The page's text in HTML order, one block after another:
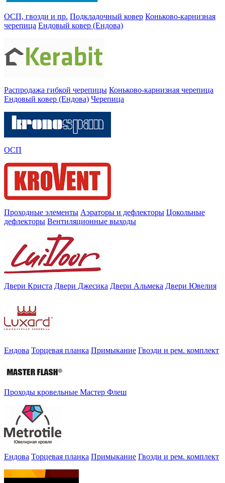
ОСП, гвозди и пр. Подкладочный ковер Коньково-карнизная
черепица Ендовый ковер (Ендова)
Распродажа гибкой черепицы Коньково-карнизная черепица
Ендовый ковер (Ендова) Черепица
ОСП
Проходные элементы Аэраторы и дефлекторы Цокольные
дефлекторы Вентиляционные выходы
Двери Криста Двери Джесика Двери Альмека Двери Ювелия
Ендова Торцевая планка Примыкание Гвозди и рем. комплект
Проходы кровельные Мастер Флеш
Ендова Торцевая планка Примыкание Гвозди и рем. комплект